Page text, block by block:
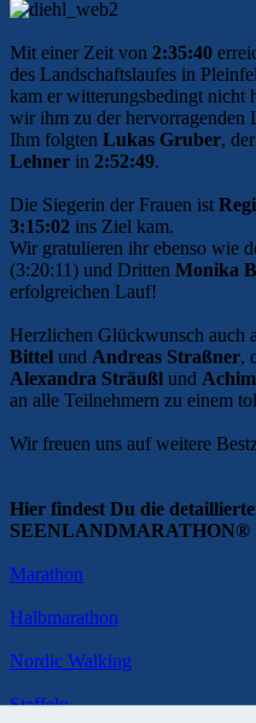
Mit einer Zeit von 2:35:40
des Landschaftslaufes in
kam er witterungsbedingt nicht
wir ihm zu der hervorragenden
Ihm folgten Lukas Gruber, der
Lehner in 2:52:49.
Die Siegerin der Frauen ist
3:15:02 ins Ziel kam.
Wir gratulieren ihr ebenso wie
(3:20:11) und Dritten Monika
erfolgreichen Lauf!
Herzlichen Glückwunsch auch
Bittel und Andreas Straßner,
Alexandra Sträußl und
an alle Teilnehmern zu einem
Wir freuen uns auf weitere
Hier findest Du die
SEENLANDMARATHON®
Marathon
Halbmarathon
Nordic Walking
Staffeln